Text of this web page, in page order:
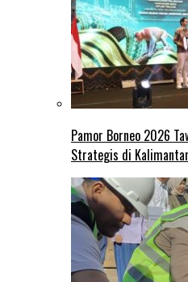
Pamor Borneo 2026
Strategis di